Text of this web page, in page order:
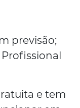
previsão;
Profissional
e tem